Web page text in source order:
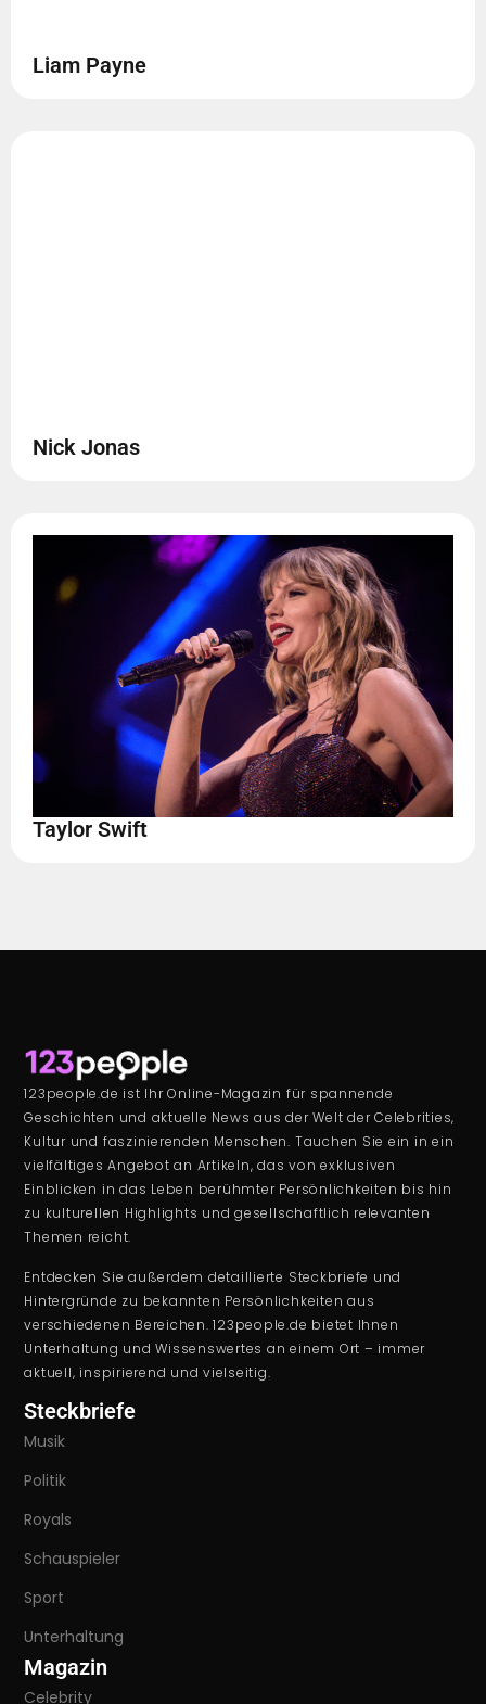
Liam Payne
Nick Jonas
Taylor Swift
123people.de ist Ihr Online-Magazin für spannende
Geschichten und aktuelle News aus der Welt der Celebrities,
Kultur und faszinierenden Menschen. Tauchen Sie ein in ein
vielfältiges Angebot an Artikeln, das von exklusiven
Einblicken in das Leben berühmter Persönlichkeiten bis hin
zu kulturellen Highlights und gesellschaftlich relevanten
Themen reicht.
Entdecken Sie außerdem detaillierte Steckbriefe und
Hintergründe zu bekannten Persönlichkeiten aus
verschiedenen Bereichen. 123people.de bietet Ihnen
Unterhaltung und Wissenswertes an einem Ort – immer
aktuell, inspirierend und vielseitig.
Steckbriefe
Musik
Politik
Royals
Schauspieler
Sport
Unterhaltung
Magazin
Celebrity